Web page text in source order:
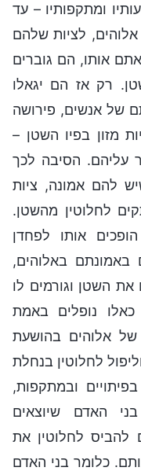
ומתקפותיו – עד
לציות שלהם
אותו, הם גוברים
רק אז הם יגאלו
של אנשים, פירושה
מזון בפיו השטן –
עליהם. הסיבה לכך
להם אמונה, ציות
לחלוטין מהשטן.
אותו לפחדן
באמונתם באלוהים,
את השטן וגורמים לו
נופלים באמת
אלוהים בהושעת
לחלוטין בנחלת
ובמתקפות,
האדם שיוצאים
להביס לחלוטין את
כלומר בני האדם